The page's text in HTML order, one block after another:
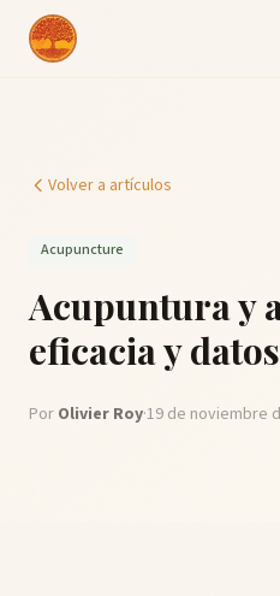
Volver a artículos
Acupuncture
Acupuntura y
eficacia y
Por Olivier Roy·19 de noviembre